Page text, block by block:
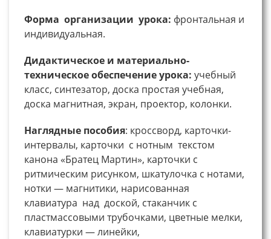
Форма организации урока: фронтальная и
индивидуальная.
Дидактическое и материально-
техническое обеспечение урока: учебный
класс, синтезатор, доска простая учебная,
доска магнитная, экран, проектор, колонки.
Наглядные пособия: кроссворд, карточки-
интервалы, карточки с нотным текстом
канона «Братец Мартин», карточки с
ритмическим рисунком, шкатулочка с нотами,
нотки — магнитики, нарисованная
клавиатура над доской, стаканчик с
пластмассовыми трубочками, цветные мелки,
клавиатурки — линейки,